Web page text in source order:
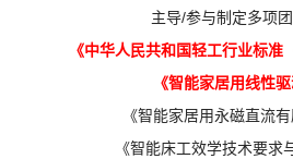
主导/参与制定多项
《中华人民共和国轻工行业标准
《智能家居用线性驱
《智能家居用永磁直流有
《智能床工效学技术要求